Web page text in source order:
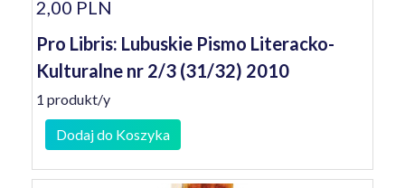
2,00 PLN
Pro Libris: Lubuskie Pismo Literacko-
Kulturalne nr 2/3 (31/32) 2010
1 produkt/y
Dodaj do Koszyka